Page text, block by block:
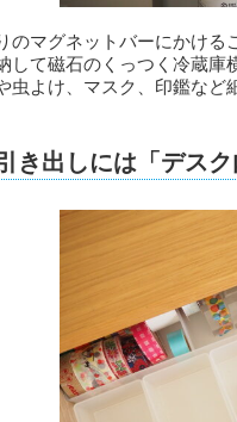
のマグネットバーにかける
して磁石のくっつく冷蔵庫
虫よけ、マスク、印鑑など
き出しには「デスク